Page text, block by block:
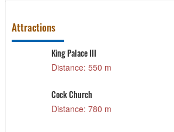
Attractions
King Palace III
Distance: 550 m
Cock Church
Distance: 780 m